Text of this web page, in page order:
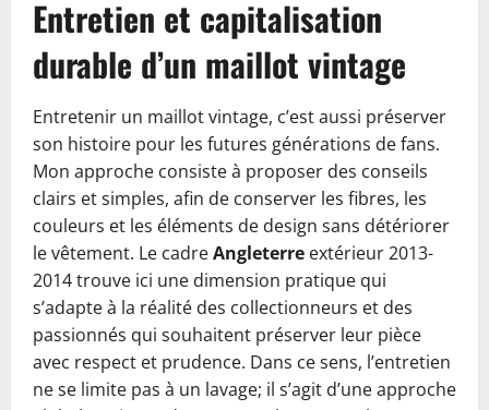
Entretien et capitalisation
durable d’un maillot vintage
Entretenir un maillot vintage, c’est aussi préserver
son histoire pour les futures générations de fans.
Mon approche consiste à proposer des conseils
clairs et simples, afin de conserver les fibres, les
couleurs et les éléments de design sans détériorer
le vêtement. Le cadreAngleterre extérieur 2013-
2014 trouve ici une dimension pratique qui
s’adapte à la réalité des collectionneurs et des
passionnés qui souhaitent préserver leur pièce
avec respect et prudence. Dans ce sens, l’entretien
ne se limite pas à un lavage; il s’agit d’une approche